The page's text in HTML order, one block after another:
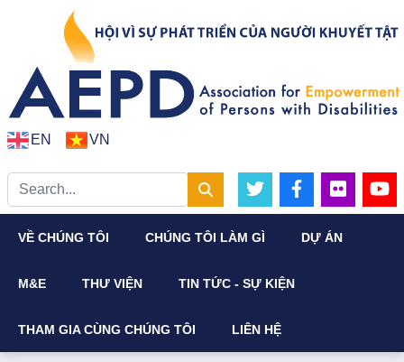
EN VN
VỀ CHÚNG TÔI CHÚNG TÔI LÀM GÌ DỰ ÁN
M&E THƯ VIỆN TIN TỨC - SỰ KIỆN
THAM GIA CÙNG CHÚNG TÔI LIÊN HỆ